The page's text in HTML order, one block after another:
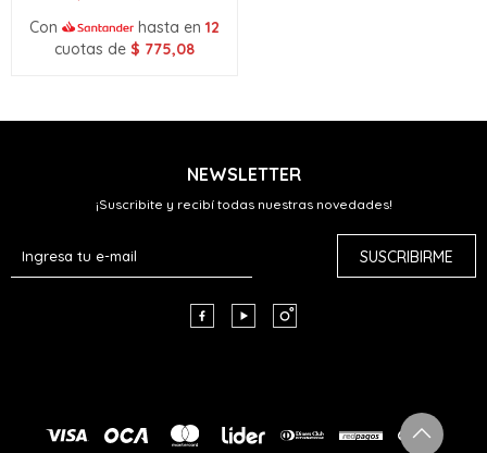
Con hasta en 12
cuotas de $ 775,08
NEWSLETTER
¡Suscribite y recibí todas nuestras novedades!
SUSCRIBIRME
  